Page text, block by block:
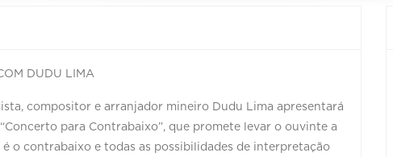
DUDU LIMA
compositor e arranjador mineiro Dudu Lima apresentará
para Contrabaixo”, que promete levar o ouvinte a
o contrabaixo e todas as possibilidades de interpretação